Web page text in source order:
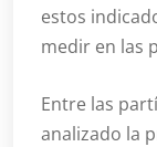
estos
medir en las
Entre las
analizado la